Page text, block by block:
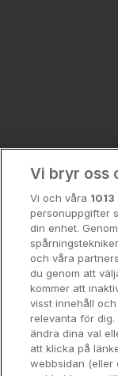
Vi bryr oss
Vi och våra 1013
personuppgifter
din enhet.
och våra
du genom att
kommer att
visst innehåll
relevanta för
ändra dina val
att klicka på
webbsidan (eller